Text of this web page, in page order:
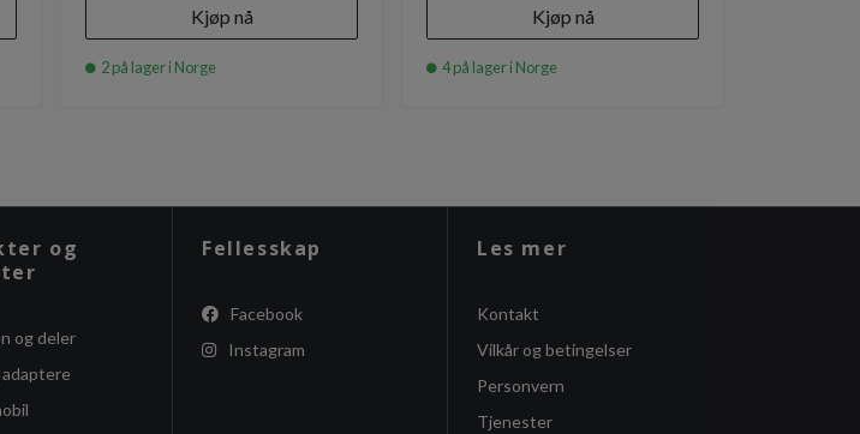
Kjøp nå
2 på lager i Norge
Kjøp nå
4 på lager i Norge
og
og deler
Fellesskap
Facebook
Instagram
Les mer
Kontakt
Vilkår og betingelser
Personvern
Tjenester